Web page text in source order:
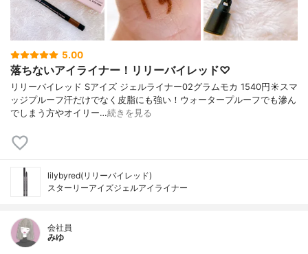
5.00
落ちないアイライナー！リリーバイレッド♡
リリーバイレッド Sアイズ ジェルライナー02グラムモカ 1540円☀️スマ
ッジプルーフ汗だけでなく皮脂にも強い！ウォータープルーフでも滲ん
でしまう方やオイリー…続きを見る
lilybyred(リリーバイレッド)
スターリーアイズジェルアイライナー
会社員
みゆ